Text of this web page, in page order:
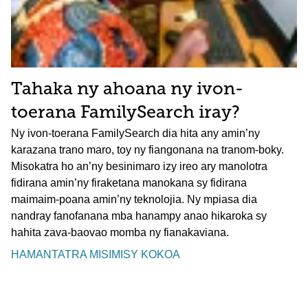
Tahaka ny ahoana ny ivon-
toerana FamilySearch iray?
Ny ivon-toerana FamilySearch dia hita any amin’ny
karazana trano maro, toy ny fiangonana na tranom-boky.
Misokatra ho an’ny besinimaro izy ireo ary manolotra
fidirana amin’ny firaketana manokana sy fidirana
maimaim-poana amin’ny teknolojia. Ny mpiasa dia
nandray fanofanana mba hanampy anao hikaroka sy
hahita zava-baovao momba ny fianakaviana.
HAMANTATRA MISIMISY KOKOA